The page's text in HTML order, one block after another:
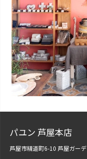
パユン 芦屋本店
芦屋市精道町6-10 芦屋ガー